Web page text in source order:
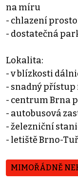
na míru
- chlazení
- dostatečná
Lokalita:
- v blízkosti
- snadný přístup
- centrum Brna
- autobusová
- železniční
- letiště Brno-
MIMOŘÁDNĚ